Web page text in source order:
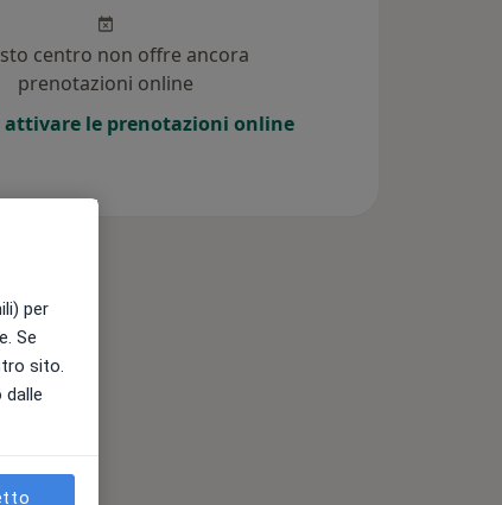
Risposte ai pazienti (30)
centro non offre ancora
prenotazioni online
attivare le prenotazioni online
per
Se
sito.